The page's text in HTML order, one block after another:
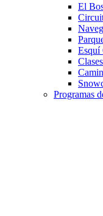
El
Esquí
Programas